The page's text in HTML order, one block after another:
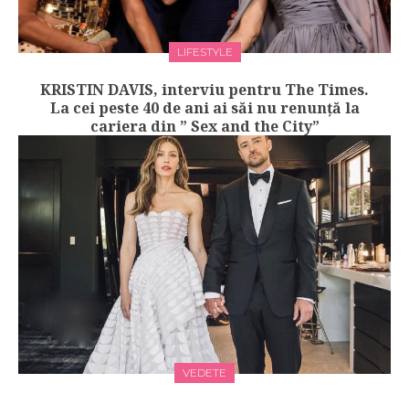
LIFESTYLE
KRISTIN DAVIS, interviu pentru The Times.
La cei peste 40 de ani ai săi nu renunță la
cariera din ” Sex and the City”
VEDETE